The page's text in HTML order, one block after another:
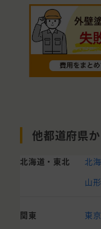
他都道府県
北海道・東北 北
山
関東 東